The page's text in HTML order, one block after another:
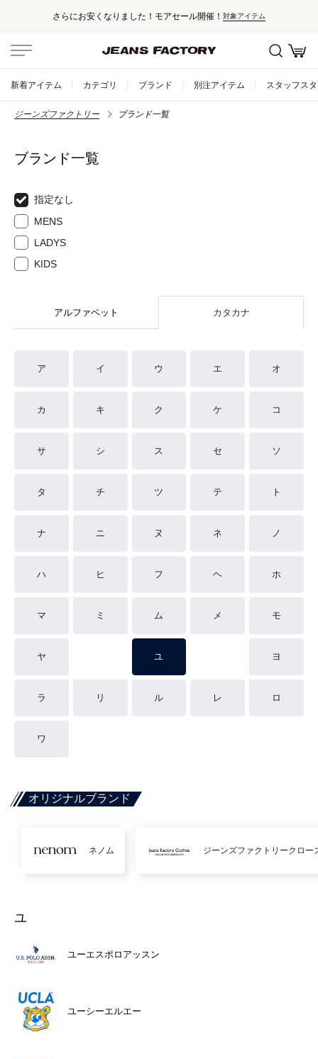
さらにお安くなりました！モアセール開催！ 対象アイテム
新着アイテム カテゴリ ブランド 別注アイテム スタッフス
ジーンズファクトリー ブランド一覧
ブランド一覧
指定なし
MENS
LADYS
KIDS
アルファベット カタカナ
ア イ ウ エ オ
カ キ ク ケ コ
サ シ ス セ ソ
タ チ ツ テ ト
ナ ニ ヌ ネ ノ
ハ ヒ フ ヘ ホ
マ ミ ム メ モ
ヤ ユ ヨ
ラ リ ル レ ロ
ワ
オリジナルブランド
ネノム ジーンズファクトリークロー
ユ
ユーエスポロアッスン
ユーシーエルエー